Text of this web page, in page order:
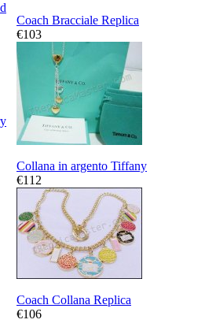
Coach Bracciale Replica
€103
Collana in argento Tiffany
€112
Coach Collana Replica
€106